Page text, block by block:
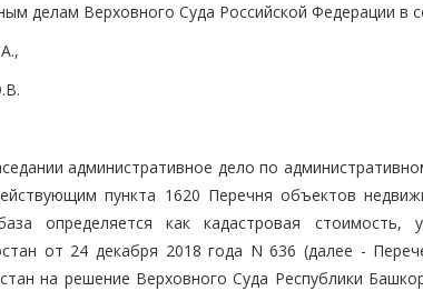
делам Верховного Суда Российской Федерации в
административное дело по
пункта 1620 Перечня объектов
определяется как кадастровая стоимость,
от 24 декабря 2018 года N 636 (далее -
на решение Верховного Суда Республики